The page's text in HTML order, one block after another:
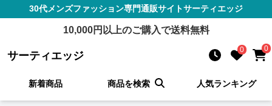
30代メンズファッション専門通販サイトサーティエッジ
10,000円以上のご購入で送料無料
サーティエッジ 0 0
新着商品 商品を検索 人気ランキング